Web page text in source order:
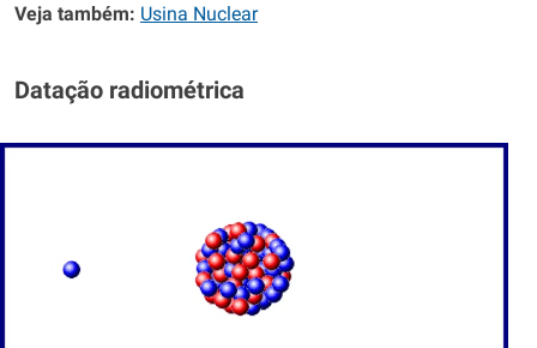
Veja também: Usina Nuclear
Datação radiométrica